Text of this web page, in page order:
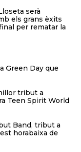
serà
els grans èxits
per rematar la
Green Day que
tribut a
Teen Spirit World
Band, tribut a
horabaixa de